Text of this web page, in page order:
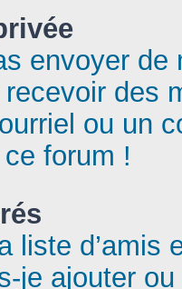
envoyer de
des
ou un
ce forum !
liste d’amis
je ajouter